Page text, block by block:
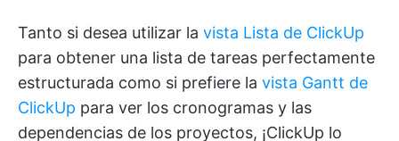
Tanto si desea utilizar la vista Lista de ClickUp
para obtener una lista de tareas perfectamente
estructurada como si prefiere la vista Gantt de
ClickUp para ver los cronogramas y las
dependencias de los proyectos, ¡ClickUp lo